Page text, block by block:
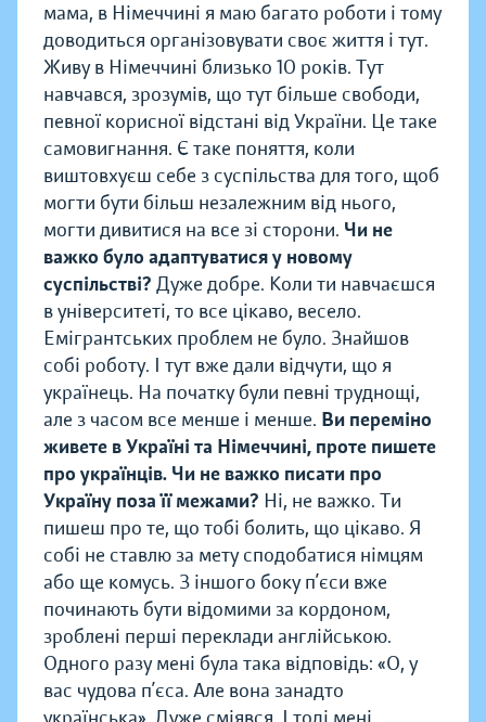
мама, в Німеччині я маю багато роботи і тому
доводиться організовувати своє життя і тут.
Живу в Німеччині близько 10 років. Тут
навчався, зрозумів, що тут більше свободи,
певної корисної відстані від України. Це таке
самовигнання. Є таке поняття, коли
виштовхуєш себе з суспільства для того, щоб
могти бути більш незалежним від нього,
могти дивитися на все зі сторони. Чи не
важко було адаптуватися у новому
суспільстві? Дуже добре. Коли ти навчаєшся
в університеті, то все цікаво, весело.
Емігрантських проблем не було. Знайшов
собі роботу. І тут вже дали відчути, що я
українець. На початку були певні труднощі,
але з часом все менше і менше. Ви переміно
живете в Україні та Німеччині, проте пишете
про українців. Чи не важко писати про
Україну поза її межами? Ні, не важко. Ти
пишеш про те, що тобі болить, що цікаво. Я
собі не ставлю за мету сподобатися німцям
або ще комусь. З іншого боку п’єси вже
починають бути відомими за кордоном,
зроблені перші переклади англійською.
Одного разу мені була така відповідь: «О, у
вас чудова п’єса. Але вона занадто
українська». Дуже сміявся. І тоді мені